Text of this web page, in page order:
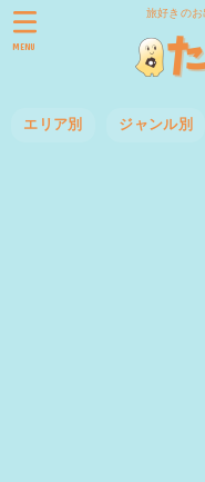
旅好きの
エリア別 ジャンル別
MENU